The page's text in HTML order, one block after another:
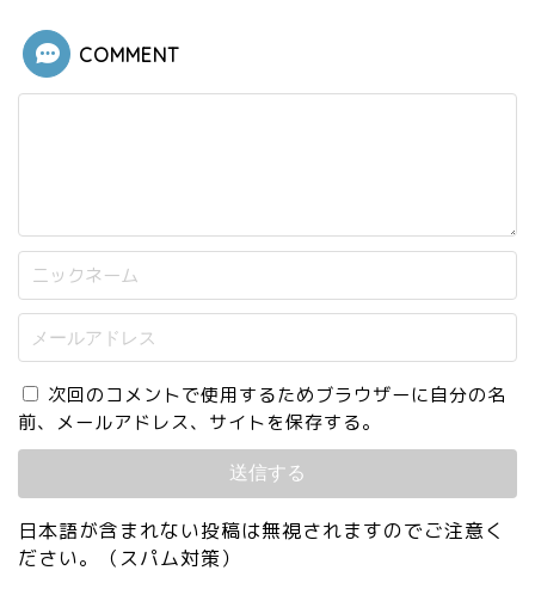
COMMENT
次回のコメントで使用するためブラウザーに自分の名
前、メールアドレス、サイトを保存する。
日本語が含まれない投稿は無視されますのでご注意く
ださい。（スパム対策）